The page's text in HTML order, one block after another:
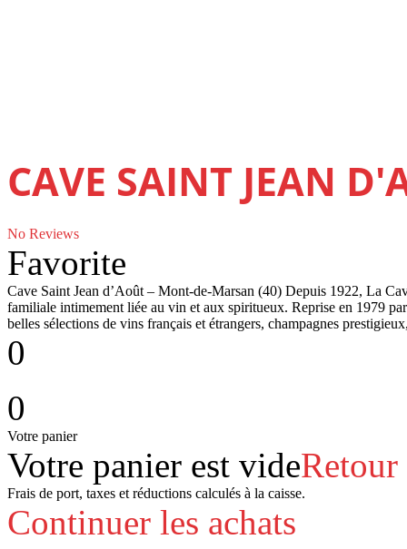
CAVE SAINT JEAN
No Reviews
Favorite
Cave Saint Jean d’Août – Mont-de-Marsan (40) Depuis 1922, La
familiale intimement liée au vin et aux spiritueux. Reprise en 1979
belles sélections de vins français et étrangers, champagnes
0
0
Votre panier
Votre panier est vide
Frais de port, taxes et réductions calculés à la caisse.
Continuer les achats